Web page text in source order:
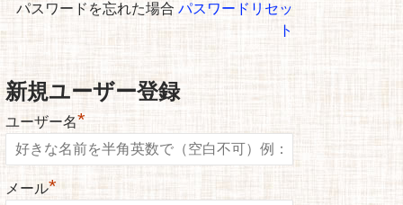
パスワードを忘れた場合パスワードリセッ
ト
新規ユーザー登録
ユーザー名*
メール*